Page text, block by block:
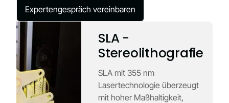
Expertengespräch vereinbaren
SLA -
Stereolithografie
SLA mit 355 nm
Lasertechnologie überzeugt
mit hoher Maßhaltigkeit,